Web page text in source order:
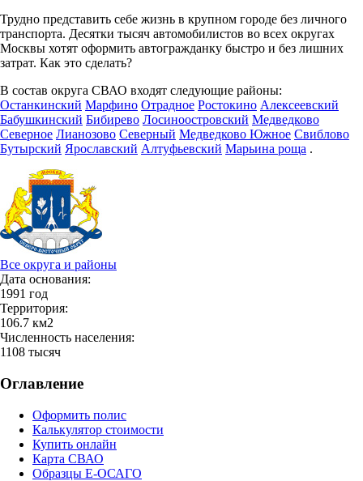
Трудно представить себе жизнь в крупном городе без личного
транспорта. Десятки тысяч автомобилистов во всех округах
Москвы хотят оформить автогражданку быстро и без лишних
затрат. Как это сделать?
В состав округа СВАО входят следующие районы:
Останкинский Марфино Отрадное Ростокино Алексеевский
Бабушкинский Бибирево Лосиноостровский Медведково
Северное Лианозово Северный Медведково Южное Свиблово
Бутырский Ярославский Алтуфьевский Марьина роща .
Все округа и районы
Дата основания:
1991 год
Территория:
106.7 км2
Численность населения:
1108 тысяч
Оглавление
Оформить полис
Калькулятор стоимости
Купить онлайн
Карта СВАО
Образцы Е-ОСАГО